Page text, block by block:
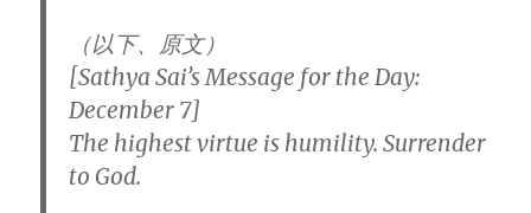
（以下、原文）
[Sathya Sai’s Message for the Day:
December 7]
The highest virtue is humility. Surrender
to God.